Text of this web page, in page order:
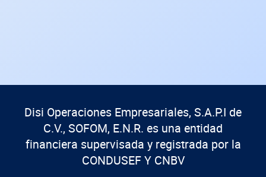
Disi Operaciones Empresariales, S.A.P.I de
C.V., SOFOM, E.N.R. es una entidad
financiera supervisada y registrada por la
CONDUSEF Y CNBV